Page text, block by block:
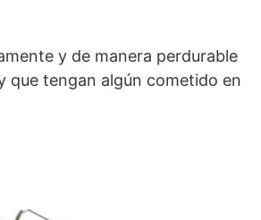
y de manera perdurable
que tengan algún cometido en